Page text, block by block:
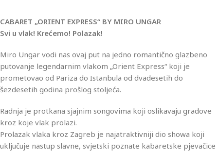
CABARET „ORIENT EXPRESS“ BY MIRO UNGAR
Svi u vlak! Krećemo! Polazak!
Miro Ungar vodi nas ovaj put na jedno romantično glazbeno
putovanje legendarnim vlakom „Orient Express“ koji je
prometovao od Pariza do Istanbula od dvadesetih do
šezdesetih godina prošlog stoljeća.
Radnja je protkana sjajnim songovima koji oslikavaju gradove
kroz koje vlak prolazi.
Prolazak vlaka kroz Zagreb je najatraktivniji dio showa koji
uključuje nastup slavne, svjetski poznate kabaretske pjevačice